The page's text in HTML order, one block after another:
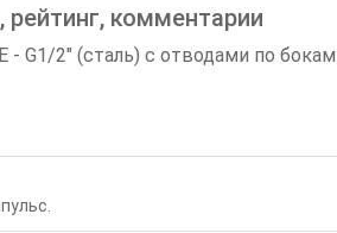
комментарии
2" (сталь) с отводами по бокам